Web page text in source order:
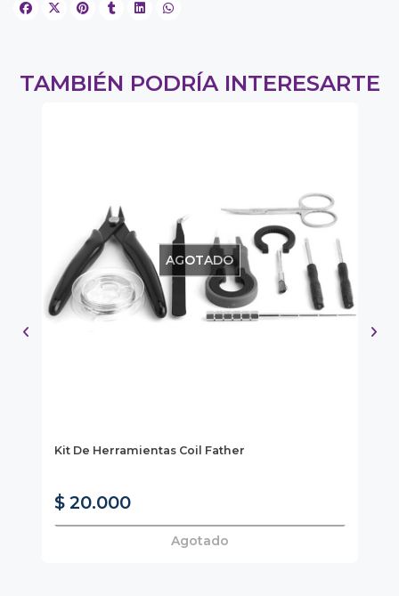
TAMBIÉN PODRÍA INTERESARTE
AGOTADO
Kit De Herramientas Coil Father
$ 20.000
Agotado